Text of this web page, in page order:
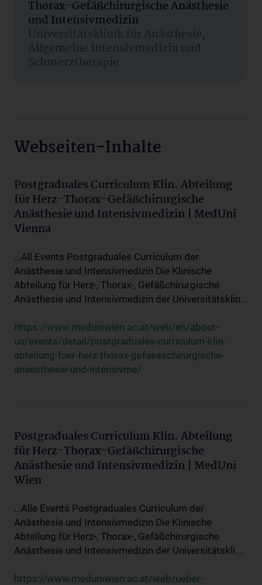
Thorax-Gefäßchirurgische Anästhesie
und Intensivmedizin
Universitätsklinik für Anästhesie,
Allgemeine Intensivmedizin und
Schmerztherapie
Webseiten-Inhalte
Postgraduales Curriculum Klin. Abteilung
für Herz-Thorax-Gefäßchirurgische
Anästhesie und Intensivmedizin | MedUni
Vienna
...All Events Postgraduales Curriculum der
Anästhesie und Intensivmedizin Die Klinische
Abteilung für Herz-, Thorax-, Gefäßchirurgische
Anästhesie und Intensivmedizin der Universitätsklin...
https://www.meduniwien.ac.at/web/en/about-
us/events/detail/postgraduales-curriculum-klin-
abteilung-fuer-herz-thorax-gefaesschirurgische-
anaesthesie-und-intensivme/
Postgraduales Curriculum Klin. Abteilung
für Herz-Thorax-Gefäßchirurgische
Anästhesie und Intensivmedizin | MedUni
Wien
...Alle Events Postgraduales Curriculum der
Anästhesie und Intensivmedizin Die Klinische
Abteilung für Herz-, Thorax-, Gefäßchirurgische
Anästhesie und Intensivmedizin der Universitätskli...
https://www.meduniwien.ac.at/web/ueber-